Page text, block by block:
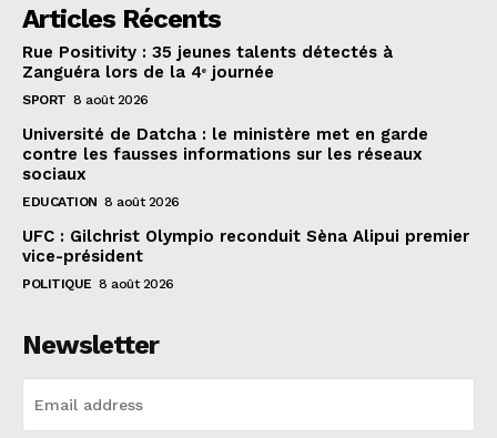
Articles Récents
Rue Positivity : 35 jeunes talents détectés à
Zanguéra lors de la 4ᵉ journée
SPORT 8 août 2026
Université de Datcha : le ministère met en garde
contre les fausses informations sur les réseaux
sociaux
EDUCATION 8 août 2026
UFC : Gilchrist Olympio reconduit Sèna Alipui premier
vice-président
POLITIQUE 8 août 2026
Newsletter